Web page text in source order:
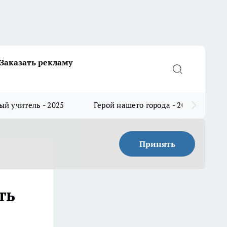
Заказать рекламу
учитель - 2025 Герой нашего города - 2025
Принять